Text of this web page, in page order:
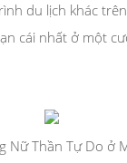
du lịch khác
cái nhất ở một
Nữ Thần Tự Do ở